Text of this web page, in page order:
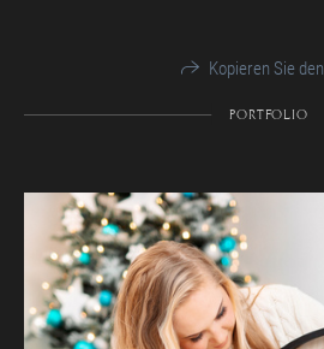
Kopieren Sie
PORTFOLIO